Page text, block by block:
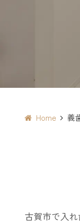
Home 義
古賀市で入れ